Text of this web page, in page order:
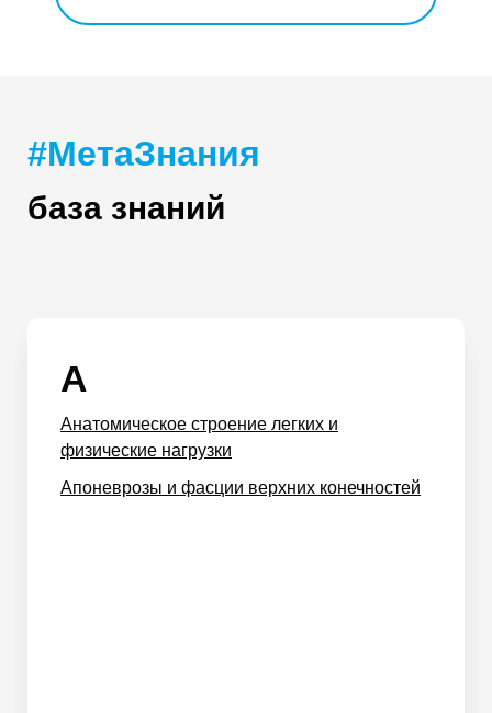
#МетаЗнания
база знаний
А
Анатомическое строение легких и
физические нагрузки
Апоневрозы и фасции верхних конечностей